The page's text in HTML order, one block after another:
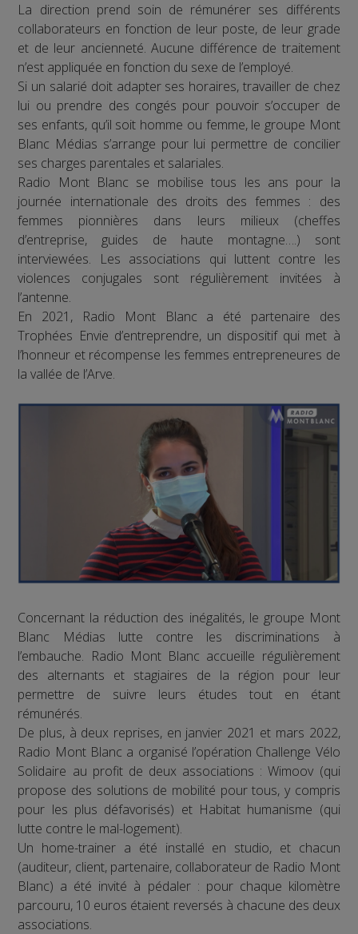
La direction prend soin de rémunérer ses différents
collaborateurs en fonction de leur poste, de leur grade
et de leur ancienneté. Aucune différence de traitement
n’est appliquée en fonction du sexe de l’employé.
Si un salarié doit adapter ses horaires, travailler de chez
lui ou prendre des congés pour pouvoir s’occuper de
ses enfants, qu’il soit homme ou femme, le groupe Mont
Blanc Médias s’arrange pour lui permettre de concilier
ses charges parentales et salariales.
Radio Mont Blanc se mobilise tous les ans pour la
journée internationale des droits des femmes : des
femmes pionnières dans leurs milieux (cheffes
d’entreprise, guides de haute montagne….) sont
interviewées. Les associations qui luttent contre les
violences conjugales sont régulièrement invitées à
l’antenne.
En 2021, Radio Mont Blanc a été partenaire des
Trophées Envie d’entreprendre, un dispositif qui met à
l’honneur et récompense les femmes entrepreneures de
la vallée de l’Arve.
Concernant la réduction des inégalités, le groupe Mont
Blanc Médias lutte contre les discriminations à
l’embauche. Radio Mont Blanc accueille régulièrement
des alternants et stagiaires de la région pour leur
permettre de suivre leurs études tout en étant
rémunérés.
De plus, à deux reprises, en janvier 2021 et mars 2022,
Radio Mont Blanc a organisé l’opération Challenge Vélo
Solidaire au profit de deux associations : Wimoov (qui
propose des solutions de mobilité pour tous, y compris
pour les plus défavorisés) et Habitat humanisme (qui
lutte contre le mal-logement).
Un home-trainer a été installé en studio, et chacun
(auditeur, client, partenaire, collaborateur de Radio Mont
Blanc) a été invité à pédaler : pour chaque kilomètre
parcouru, 10 euros étaient reversés à chacune des deux
associations.